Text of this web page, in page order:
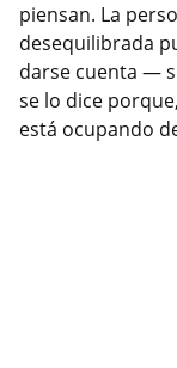
piensan. La
desequilibrada
darse cuenta —
se lo dice
está ocupando